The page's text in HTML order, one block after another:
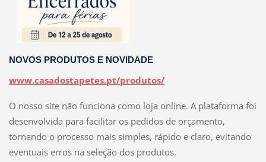
NOVOS PRODUTOS E NOVIDADE
www.casadostapetes.pt/produtos/
O nosso site não funciona como loja online. A plataforma foi
desenvolvida para facilitar os pedidos de orçamento,
tornando o processo mais simples, rápido e claro, evitando
eventuais erros na seleção dos produtos.